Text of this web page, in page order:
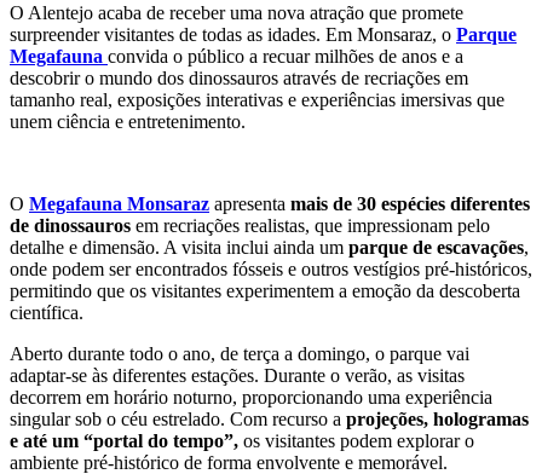
O Alentejo acaba de receber uma nova atração que promete
surpreender visitantes de todas as idades. Em Monsaraz, o Parque
Megafauna convida o público a recuar milhões de anos e a
descobrir o mundo dos dinossauros através de recriações em
tamanho real, exposições interativas e experiências imersivas que
unem ciência e entretenimento.
O Megafauna Monsaraz apresenta mais de 30 espécies diferentes
de dinossauros em recriações realistas, que impressionam pelo
detalhe e dimensão. A visita inclui ainda um parque de escavações,
onde podem ser encontrados fósseis e outros vestígios pré-históricos,
permitindo que os visitantes experimentem a emoção da descoberta
científica.
Aberto durante todo o ano, de terça a domingo, o parque vai
adaptar-se às diferentes estações. Durante o verão, as visitas
decorrem em horário noturno, proporcionando uma experiência
singular sob o céu estrelado. Com recurso a projeções, hologramas
e até um “portal do tempo”, os visitantes podem explorar o
ambiente pré-histórico de forma envolvente e memorável.